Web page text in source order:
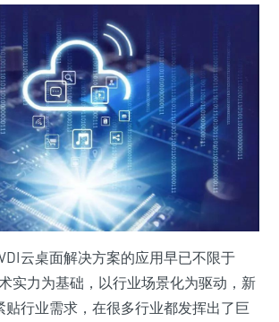
云桌面解决方案的应用早已不限于
实力为基础，以行业场景化为驱动，新
贴行业需求，在很多行业都发挥出了巨